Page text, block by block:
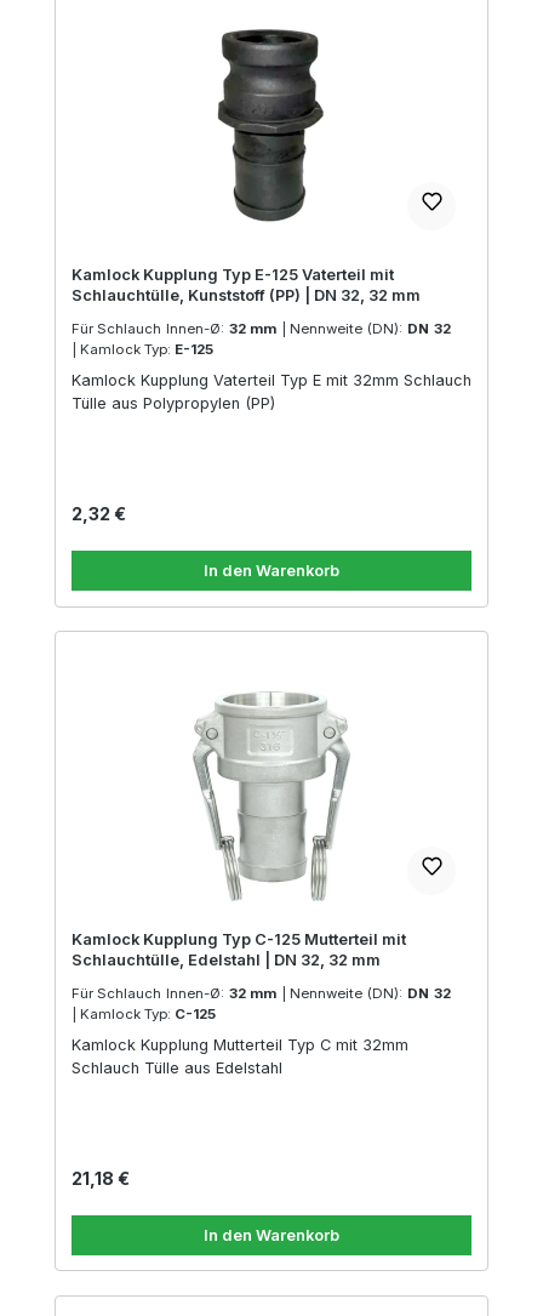
Kamlock Kupplung Typ E-125 Vaterteil mit
Schlauchtülle, Kunststoff (PP) | DN 32, 32 mm
Für Schlauch Innen-Ø: 32 mm Nennweite (DN): DN 32
Kamlock Typ: E-125
Kamlock Kupplung Vaterteil Typ E mit 32mm Schlauch
Tülle aus Polypropylen (PP)
Regulärer Preis:
2,32 €
In den Warenkorb
Kamlock Kupplung Typ C-125 Mutterteil mit
Schlauchtülle, Edelstahl | DN 32, 32 mm
Für Schlauch Innen-Ø: 32 mm Nennweite (DN): DN 32
Kamlock Typ: C-125
Kamlock Kupplung Mutterteil Typ C mit 32mm
Schlauch Tülle aus Edelstahl
Regulärer Preis:
21,18 €
In den Warenkorb